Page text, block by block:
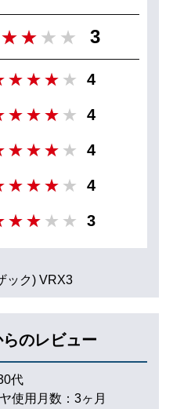
3
4
4
4
4
3
ック) VRX3
らのレビュー
代
使用月数： 3ヶ月